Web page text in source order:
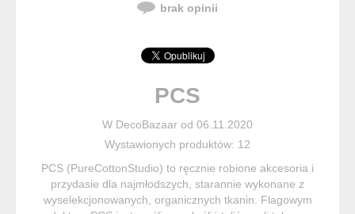
brak opinii
PCS
W DecoBazaar od 06.11.2020
Wystawionych produktów: 12
PCS (PureCottonStudio) to ręcznie robione akcesoria i
przydasie dla najmłodszych, starannie wykonane z
wyselekcjonowanych, organicznych tkanin. Flagowym